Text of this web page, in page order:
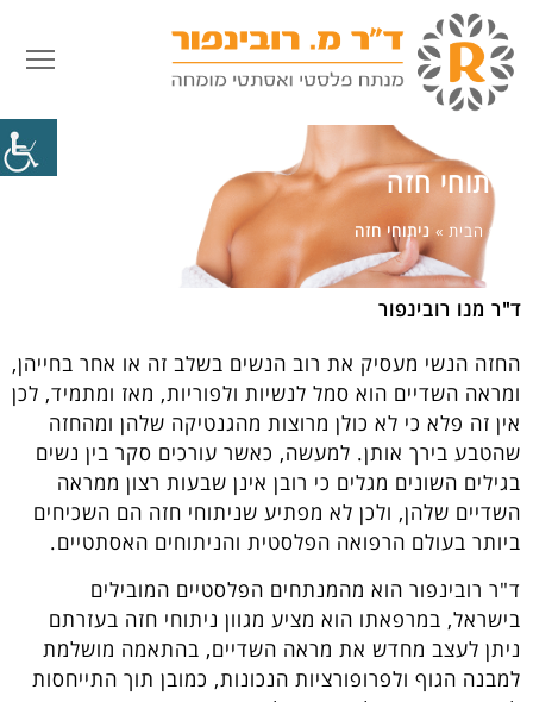
ניתוחי חזה
דף הבית »ניתוחי חזה
ד"ר מנו רובינפור
החזה הנשי מעסיק את רוב הנשים בשלב זה או אחר בחייהן,
ומראה השדיים הוא סמל לנשיות ולפוריות, מאז ומתמיד, לכן
אין זה פלא כי לא כולן מרוצות מהגנטיקה שלהן ומהחזה
שהטבע בירך אותן. למעשה, כאשר עורכים סקר בין נשים
בגילים השונים מגלים כי רובן אינן שבעות רצון ממראה
השדיים שלהן, ולכן לא מפתיע שניתוחי חזה הם השכיחים
ביותר בעולם הרפואה הפלסטית והניתוחים האסתטיים.
ד"ר רובינפור הוא מהמנתחים הפלסטיים המובילים
בישראל, במרפאתו הוא מציע מגוון ניתוחי חזה בעזרתם
ניתן לעצב מחדש את מראה השדיים, בהתאמה מושלמת
למבנה הגוף ולפרופורציות הנכונות, כמובן תוך התייחסות